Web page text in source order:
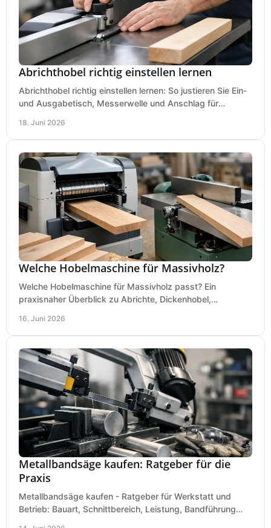
Abrichthobel richtig einstellen lernen
Abrichthobel richtig einstellen lernen: So justieren Sie Ein-
und Ausgabetisch, Messerwelle und Anschlag für
18. Juni 2026
Welche Hobelmaschine für Massivholz?
Welche Hobelmaschine für Massivholz passt? Ein
praxisnaher Überblick zu Abrichte, Dickenhobel,
16. Juni 2026
Metallbandsäge kaufen: Ratgeber für die
Praxis
Metallbandsäge kaufen - Ratgeber für Werkstatt und
Betrieb: Bauart, Schnittbereich, Leistung, Bandführung